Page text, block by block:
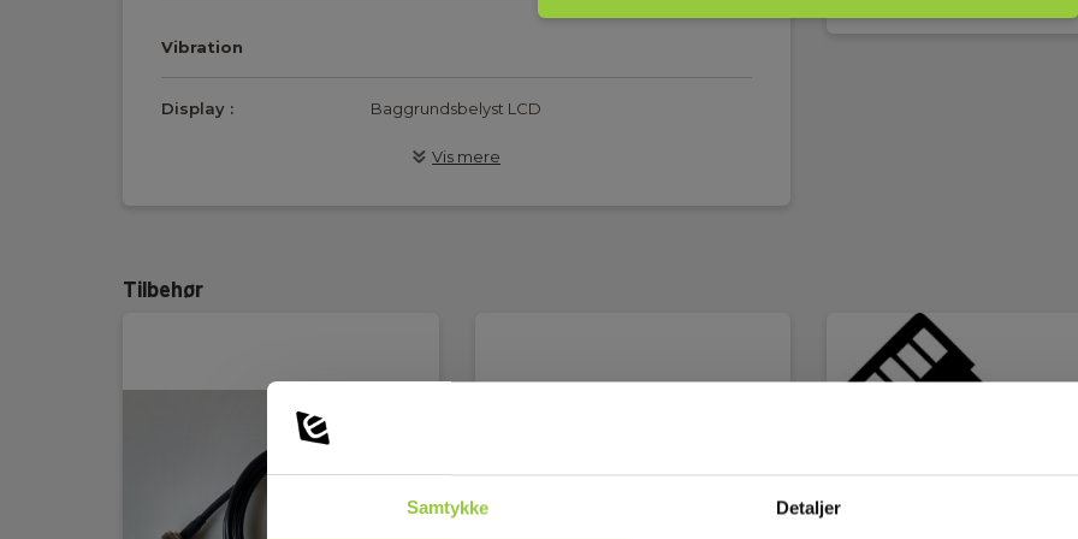
Samtykke Detaljer
HASTIGHED: mm/s, Cm/s eller in/s.
FORSKYDNING: mm eller inch.
Vibration
Display : Baggrundsbelyst LCD
Software inkluderet
minimum (m/s2):
Acceleration
Vis mere
Tilbehør